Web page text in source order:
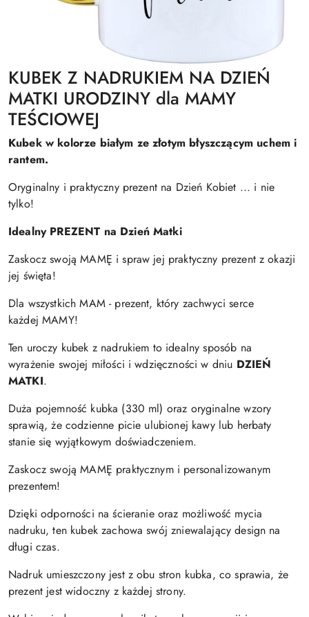
KUBEK Z NADRUKIEM NA DZIEŃ
MATKI URODZINY dla MAMY
TEŚCIOWEJ
Kubek w kolorze białym ze złotym błyszczącym uchem i
rantem.
Oryginalny i praktyczny prezent na Dzień Kobiet ... i nie
tylko!
Idealny PREZENT na Dzień Matki
Zaskocz swoją MAMĘ i spraw jej praktyczny prezent z okazji
jej święta!
Dla wszystkich MAM - prezent, który zachwyci serce
każdej MAMY!
Ten uroczy kubek z nadrukiem to idealny sposób na
wyrażenie swojej miłości i wdzięczności w dniu DZIEŃ
MATKI.
Duża pojemność kubka (330 ml) oraz oryginalne wzory
sprawią, że codzienne picie ulubionej kawy lub herbaty
stanie się wyjątkowym doświadczeniem.
Zaskocz swoją MAMĘ praktycznym i personalizowanym
prezentem!
Dzięki odporności na ścieranie oraz możliwość mycia
nadruku, ten kubek zachowa swój zniewalający design na
długi czas.
Nadruk umieszczony jest z obu stron kubka, co sprawia, że
prezent jest widoczny z każdej strony.